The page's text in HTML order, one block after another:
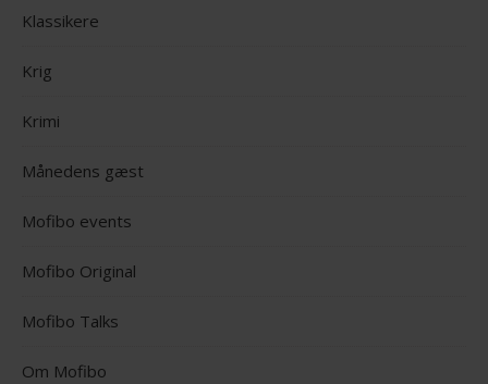
Klassikere
Krig
Krimi
Månedens gæst
Mofibo events
Mofibo Original
Mofibo Talks
Om Mofibo